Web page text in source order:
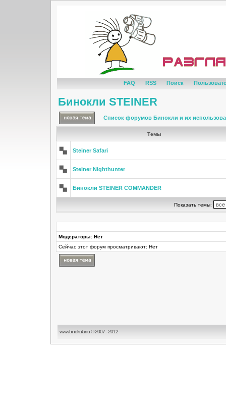
FAQ RSS Поиск
Бинокли STEINER
Список форумов Бинокли и их
Темы
Steiner Safari
Steiner Nighthunter
Бинокли STEINER COMMANDER
Показать темы:
Модераторы: Нет
Сейчас этот форум просматривают: Нет
www.binokular.ru © 2007 - 2012